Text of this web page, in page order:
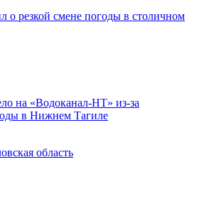
о резкой смене погоды в столичном
на «Водоканал-НТ» из-за
в Нижнем Тагиле
область